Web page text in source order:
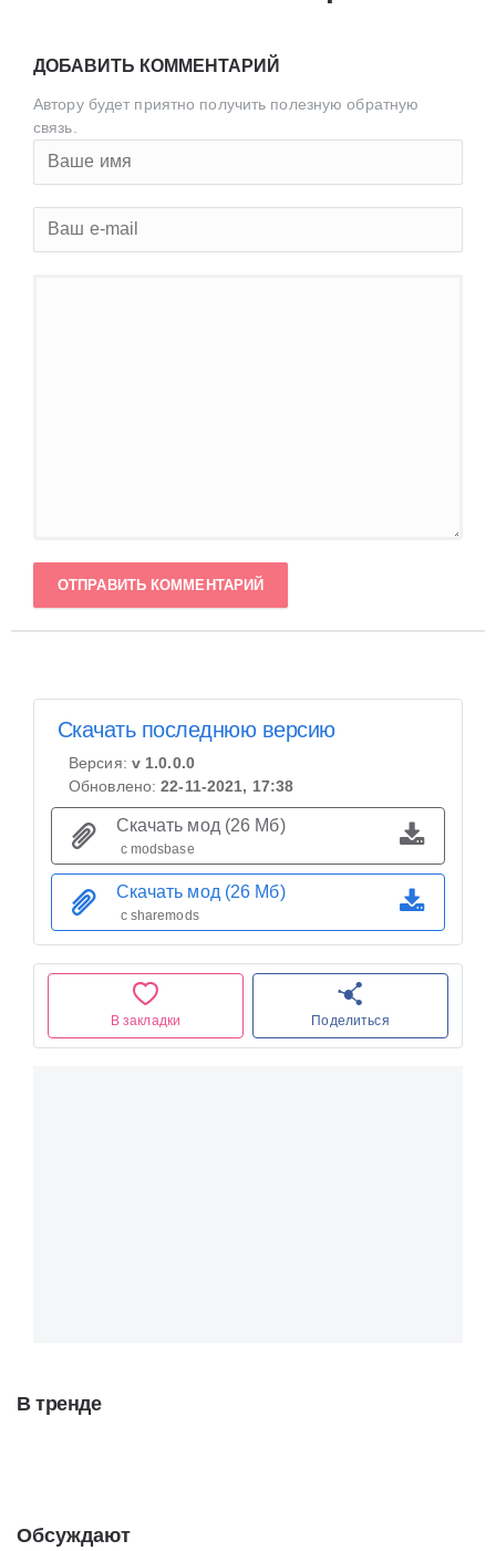
ДОБАВИТЬ КОММЕНТАРИЙ
Автору будет приятно получить полезную обратную
связь.
ОТПРАВИТЬ КОММЕНТАРИЙ
В закладки Поделиться
Скачать последнюю версию
Версия: v 1.0.0.0
Обновлено:22-11-2021, 17:38
Скачать мод (26 Мб)
с modsbase
Скачать мод (26 Мб)
с sharemods
В тренде
Обсуждают